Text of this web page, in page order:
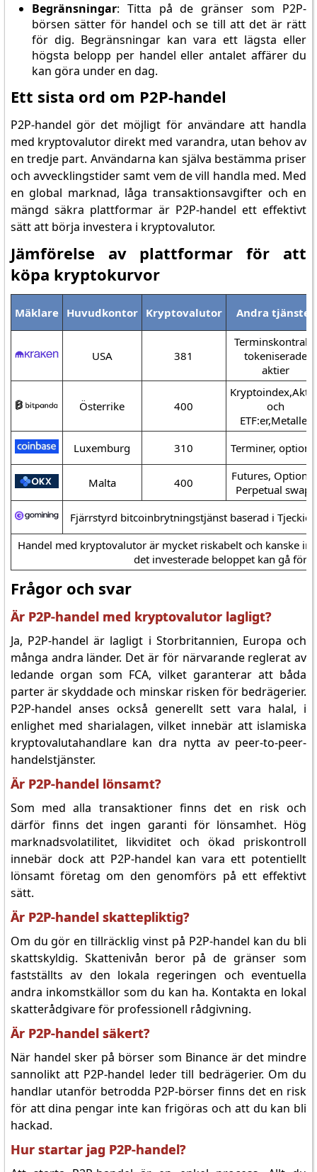
Begränsningar: Titta på de gränser som P2P-
börsen sätter för handel och se till att det är rätt
för dig. Begränsningar kan vara ett lägsta eller
högsta belopp per handel eller antalet affärer du
kan göra under en dag.
Ett sista ord om P2P-handel
P2P-handel gör det möjligt för användare att handla
med kryptovalutor direkt med varandra, utan behov av
en tredje part. Användarna kan själva bestämma priser
och avvecklingstider samt vem de vill handla med. Med
en global marknad, låga transaktionsavgifter och en
mängd säkra plattformar är P2P-handel ett effektivt
sätt att börja investera i kryptovalutor.
Jämförelse av plattformar för att
köpa kryptokurvor
Mäklare Huvudkontor Kryptovalutor Andra tjänster
USA 381
Terminskontrakt,
tokeniserade
aktier
Österrike 400
och
ETF:er,Metaller
Luxemburg
310 Terminer,
Malta 400
Futures,
Perpetual swaps
Fjärrstyrd bitcoinbrytningstjänst baserad i Tjeckien
Handel med kryptovalutor är mycket riskabelt och kanske
det investerade beloppet kan gå
Frågor och svar
Är P2P-handel med kryptovalutor lagligt?
Ja, P2P-handel är lagligt i Storbritannien, Europa och
många andra länder. Det är för närvarande reglerat av
ledande organ som FCA, vilket garanterar att båda
parter är skyddade och minskar risken för bedrägerier.
P2P-handel anses också generellt sett vara halal, i
enlighet med sharialagen, vilket innebär att islamiska
kryptovalutahandlare kan dra nytta av peer-to-peer-
handelstjänster.
Är P2P-handel lönsamt?
Som med alla transaktioner finns det en risk och
därför finns det ingen garanti för lönsamhet. Hög
marknadsvolatilitet, likviditet och ökad priskontroll
innebär dock att P2P-handel kan vara ett potentiellt
lönsamt företag om den genomförs på ett effektivt
sätt.
Är P2P-handel skattepliktig?
Om du gör en tillräcklig vinst på P2P-handel kan du bli
skattskyldig. Skattenivån beror på de gränser som
fastställts av den lokala regeringen och eventuella
andra inkomstkällor som du kan ha. Kontakta en lokal
skatterådgivare för professionell rådgivning.
Är P2P-handel säkert?
När handel sker på börser som Binance är det mindre
sannolikt att P2P-handel leder till bedrägerier. Om du
handlar utanför betrodda P2P-börser finns det en risk
för att dina pengar inte kan frigöras och att du kan bli
hackad.
Hur startar jag P2P-handel?